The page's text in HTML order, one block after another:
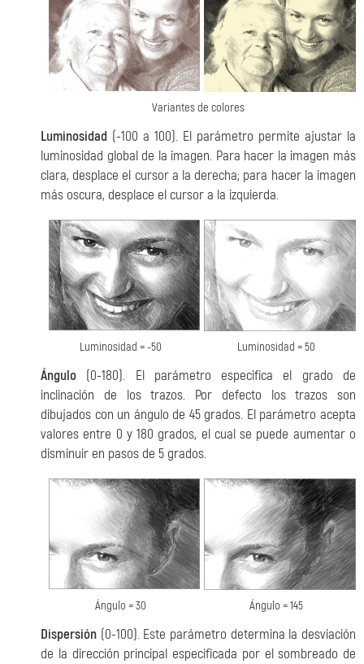
Variantes de colores
Luminosidad (-100 a 100). El parámetro permite ajustar la
luminosidad global de la imagen. Para hacer la imagen más
clara, desplace el cursor a la derecha; para hacer la imagen
más oscura, desplace el cursor a la izquierda.
Luminosidad = -50 Luminosidad = 50
Ángulo (0-180). El parámetro especifica el grado de
inclinación de los trazos. Por defecto los trazos son
dibujados con un ángulo de 45 grados. El parámetro acepta
valores entre 0 y 180 grados, el cual se puede aumentar o
disminuir en pasos de 5 grados.
Ángulo = 30 Ángulo = 145
Dispersión (0-100). Este parámetro determina la desviación
de la dirección principal especificada por el sombreado de